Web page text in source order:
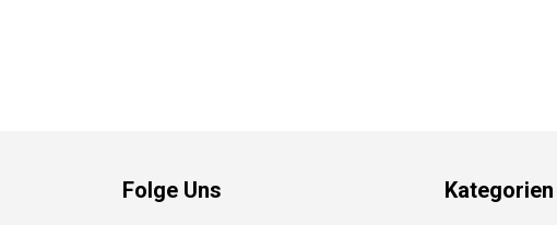
Folge Uns Kategorien